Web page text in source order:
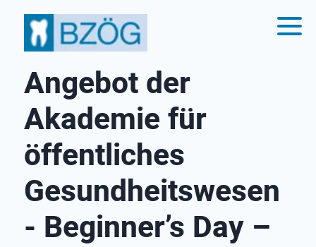
Angebot der
Akademie für
öffent­liches
Gesund­heits­wesen
- Beginner’s Day –